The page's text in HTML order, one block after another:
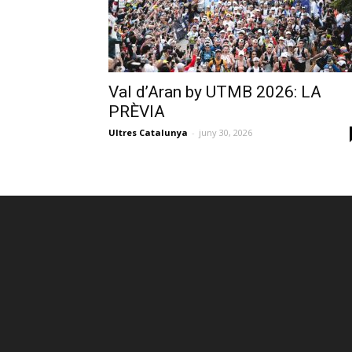
Val d’Aran by UTMB 2026: LA
PRÈVIA
Ultres Catalunya - juny 30, 2026